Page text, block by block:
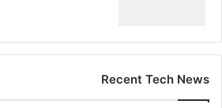
Recent Tech News